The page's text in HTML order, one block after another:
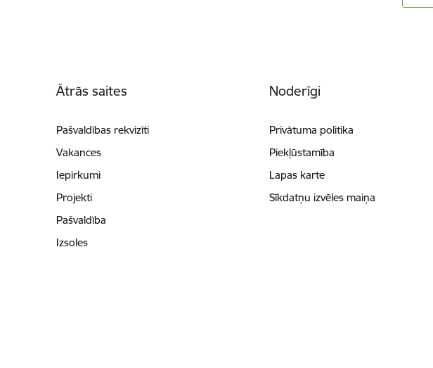
Ātrās saites
Pašvaldības rekvizīti
Vakances
Iepirkumi
Projekti
Pašvaldība
Izsoles
Noderīgi
Privātuma politika
Piekļūstamība
Lapas karte
Sīkdatņu izvēles maiņa